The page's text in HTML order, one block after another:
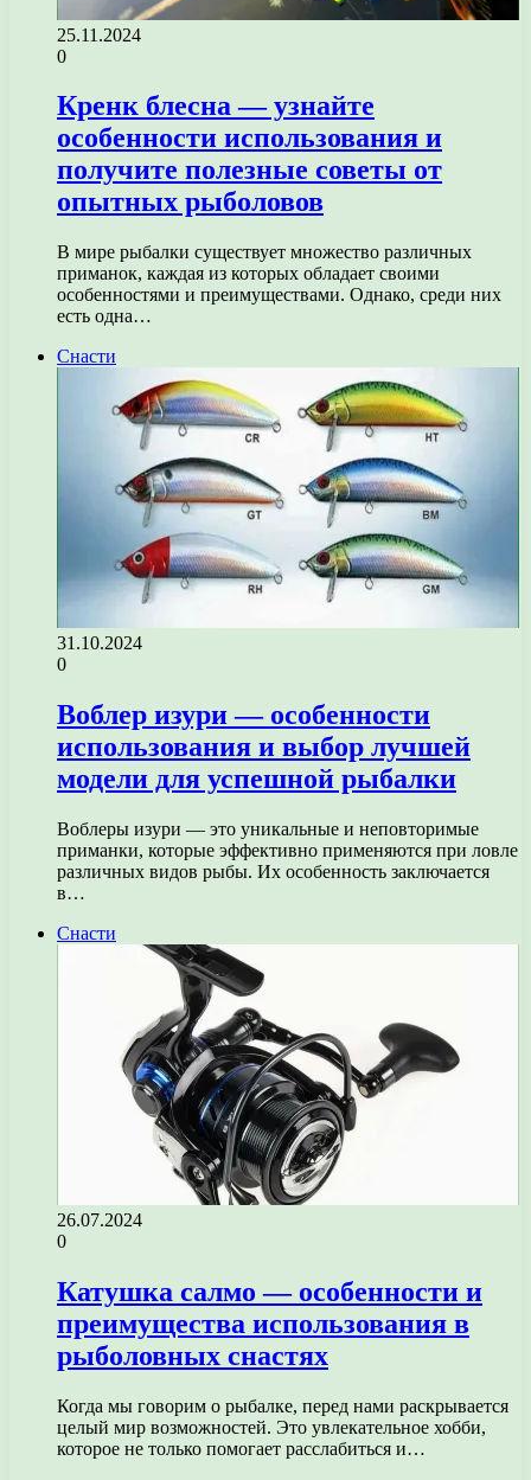
25.11.2024
0
Кренк блесна — узнайте
особенности использования и
получите полезные советы от
опытных рыболовов
В мире рыбалки существует множество различных
приманок, каждая из которых обладает своими
особенностями и преимуществами. Однако, среди них
есть одна…
Снасти
31.10.2024
0
Воблер изури — особенности
использования и выбор лучшей
модели для успешной рыбалки
Воблеры изури — это уникальные и неповторимые
приманки, которые эффективно применяются при ловле
различных видов рыбы. Их особенность заключается
в…
Снасти
26.07.2024
0
Катушка салмо — особенности и
преимущества использования в
рыболовных снастях
Когда мы говорим о рыбалке, перед нами раскрывается
целый мир возможностей. Это увлекательное хобби,
которое не только помогает расслабиться и…